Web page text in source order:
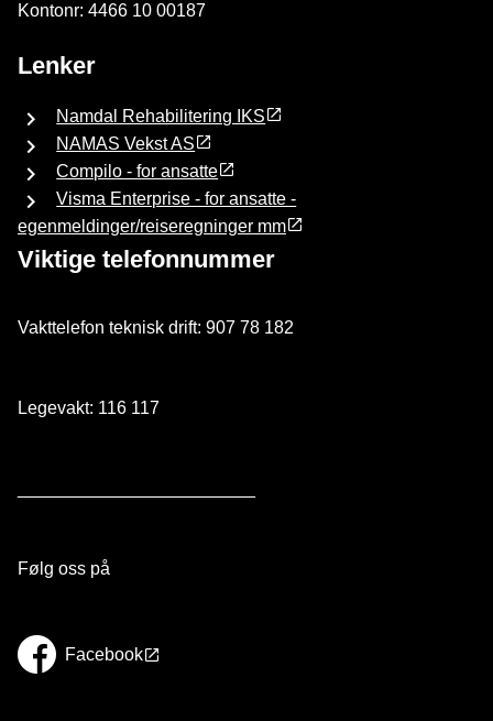
Kontonr: 4466 10 00187
Lenker
Namdal Rehabilitering IKS
NAMAS Vekst AS
Compilo - for ansatte
Visma Enterprise - for ansatte -
egenmeldinger/reiseregninger mm
Viktige telefonnummer
Vakttelefon teknisk drift: 907 78 182
Legevakt: 116 117
Følg oss på
Facebook